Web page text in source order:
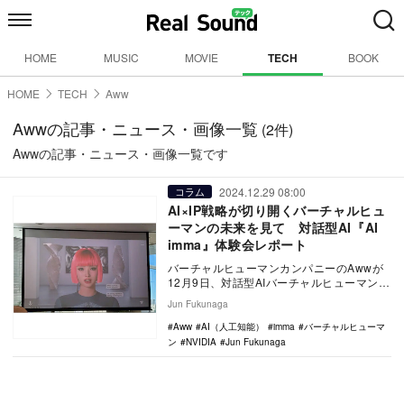
HOME MUSIC MOVIE TECH BOOK
HOME TECH Aww
Awwの記事・ニュース・画像一覧 (2件)
Awwの記事・ニュース・画像一覧です
コラム 2024.12.29 08:00
AI×IP戦略が切り開くバーチャルヒュ
ーマンの未来を見て 対話型AI『AI
imma』体験会レポート
バーチャルヒューマンカンパニーのAwwが
12月9日、対話型AIバーチャルヒューマン
会…
Jun Fukunaga
Aww
AI（人工知能） imma
バーチャルヒューマ
ン
NVIDIA Jun Fukunaga